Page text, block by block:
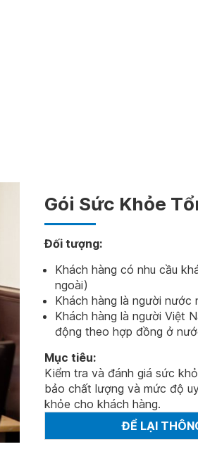
Gói Sức Khỏe
Đối tượng:
Khách hàng có nhu cầu
ngoài)
Khách hàng là người nước
Khách hàng là người Việt
động theo hợp đồng ở
Mục tiêu:
Kiểm tra và đánh giá sức
bảo chất lượng và mức độ
khỏe cho khách hàng.
ĐỂ LẠI